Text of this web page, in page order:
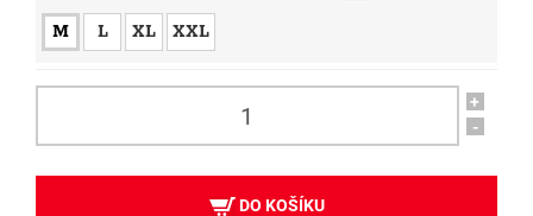
M L XL XXL
+
-
DO KOŠÍKU